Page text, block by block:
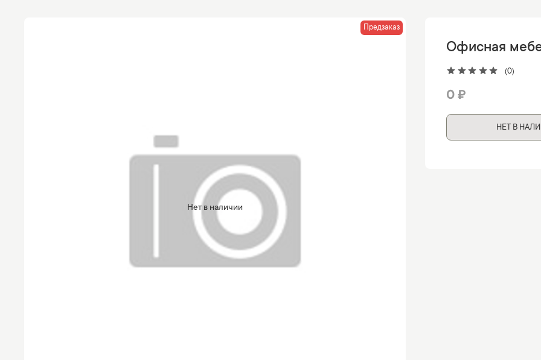
Нет в наличии
Предзаказ
(0)
Офисная
0 ₽
НЕТ В